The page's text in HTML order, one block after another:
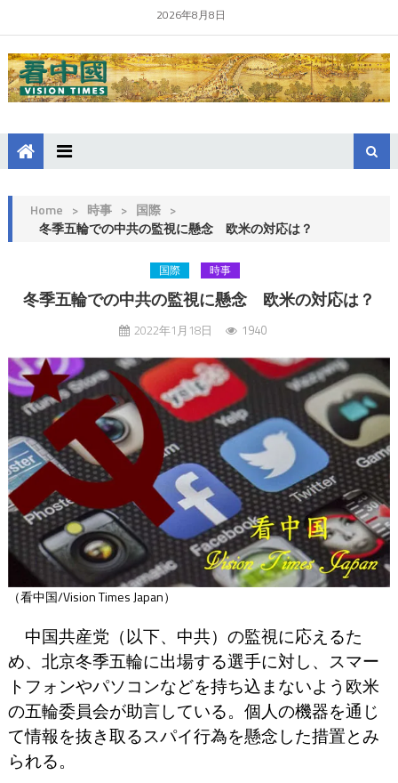
2026年8月8日
Home > 時事 > 国際 >
冬季五輪での中共の監視に懸念 欧米の対応は？
国際 時事
冬季五輪での中共の監視に懸念 欧米の対応は？
2022年1月18日 1940
（看中国/Vision Times Japan）
中国共産党（以下、中共）の監視に応えるた
め、北京冬季五輪に出場する選手に対し、スマー
トフォンやパソコンなどを持ち込まないよう欧米
の五輪委員会が助言している。個人の機器を通じ
て情報を抜き取るスパイ行為を懸念した措置とみ
られる。